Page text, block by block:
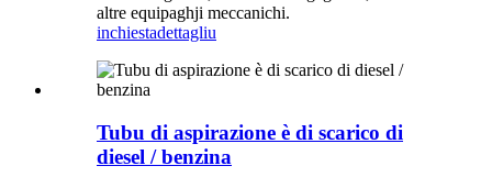
altre equipaghji meccanichi.
inchiestadettagliu
Tubu di aspirazione è di scarico di
diesel / benzina